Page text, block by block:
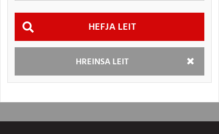
HREINSA LEIT
Hefja